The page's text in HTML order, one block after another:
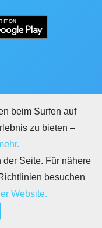
beim Surfen auf
zu bieten –
Seite. Für nähere
besuchen
Website.